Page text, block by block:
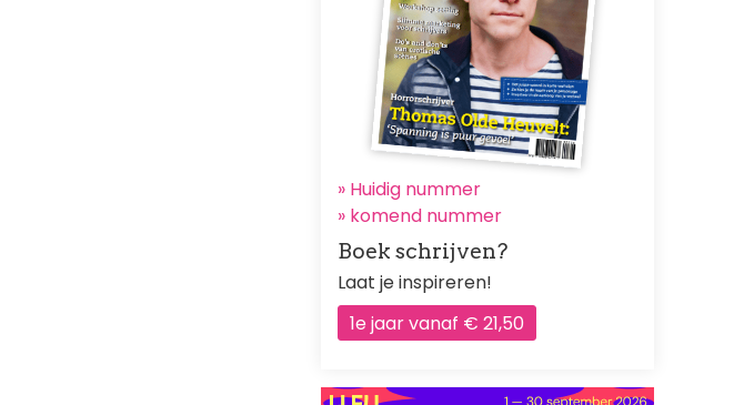
» Huidig nummer
» komend nummer
Boek schrijven?
Laat je inspireren!
1e jaar vanaf € 21,50